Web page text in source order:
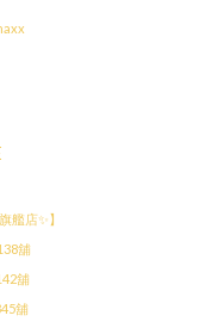
艦店✨】
舖
舖
舖